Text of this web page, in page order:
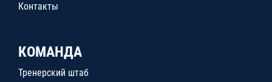
Контакты
КОМАНДА
Тренерский штаб